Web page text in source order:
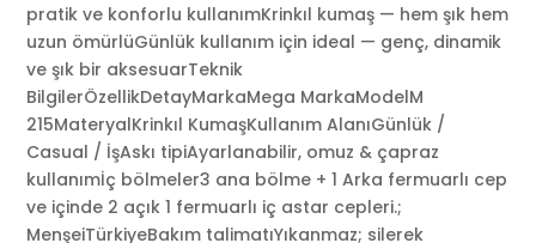
pratik ve konforlu kullanımKrinkıl kumaş — hem şık hem
uzun ömürlüGünlük kullanım için ideal — genç, dinamik
ve şık bir aksesuarTeknik
BilgilerÖzellikDetayMarkaMega MarkaModelM
215MateryalKrinkıl KumaşKullanım AlanıGünlük /
Casual / İşAskı tipiAyarlanabilir, omuz & çapraz
kullanımİç bölmeler3 ana bölme + 1 Arka fermuarlı cep
ve içinde 2 açık 1 fermuarlı iç astar cepleri.;
MenşeiTürkiyeBakım talimatıYıkanmaz; silerek